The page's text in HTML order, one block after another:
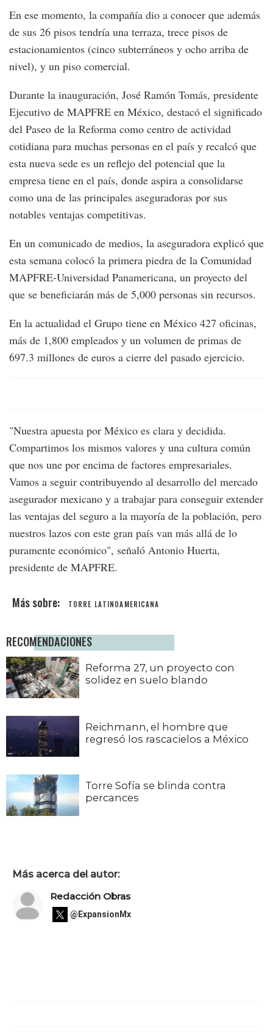
En ese momento, la compañía dio a conocer que además
de sus 26 pisos tendría una terraza, trece pisos de
estacionamientos (cinco subterráneos y ocho arriba de
nivel), y un piso comercial.
Durante la inauguración, José Ramón Tomás, presidente
Ejecutivo de MAPFRE en México, destacó el significado
del Paseo de la Reforma como centro de actividad
cotidiana para muchas personas en el país y recalcó que
esta nueva sede es un reflejo del potencial que la
empresa tiene en el país, donde aspira a consolidarse
como una de las principales aseguradoras por sus
notables ventajas competitivas.
En un comunicado de medios, la aseguradora explicó que
esta semana colocó la primera piedra de la Comunidad
MAPFRE-Universidad Panamericana, un proyecto del
que se beneficiarán más de 5,000 personas sin recursos.
En la actualidad el Grupo tiene en México 427 oficinas,
más de 1,800 empleados y un volumen de primas de
697.3 millones de euros a cierre del pasado ejercicio.
"Nuestra apuesta por México es clara y decidida.
Compartimos los mismos valores y una cultura común
que nos une por encima de factores empresariales.
Vamos a seguir contribuyendo al desarrollo del mercado
asegurador mexicano y a trabajar para conseguir extender
las ventajas del seguro a la mayoría de la población, pero
nuestros lazos con este gran país van más allá de lo
puramente económico", señaló Antonio Huerta,
presidente de MAPFRE.
TORRE LATINOAMERICANA
RECOMENDACIONES
Reforma 27, un proyecto con
solidez en suelo blando
Reichmann, el hombre que
regresó los rascacielos a México
Torre Sofía se blinda contra
percances
Más acerca del autor:
Redacción Obras
@ExpansionMx